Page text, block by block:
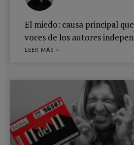
El miedo: causa principal
voces de los autores
LEER MÁS »